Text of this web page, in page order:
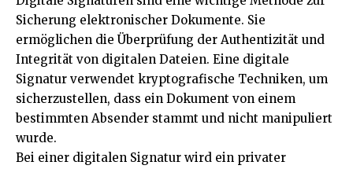
Sicherung elektronischer Dokumente. Sie
ermöglichen die Überprüfung der Authentizität und
Integrität von digitalen Dateien. Eine digitale
Signatur verwendet kryptografische Techniken, um
sicherzustellen, dass ein Dokument von einem
bestimmten Absender stammt und nicht manipuliert
wurde.
Bei einer digitalen Signatur wird ein privater